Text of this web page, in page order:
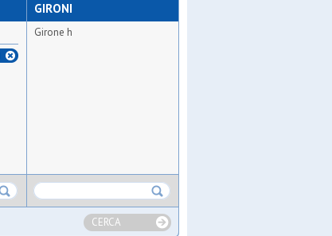
GIRONI
Girone h
CERCA